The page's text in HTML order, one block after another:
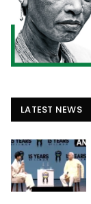
LATEST NEWS